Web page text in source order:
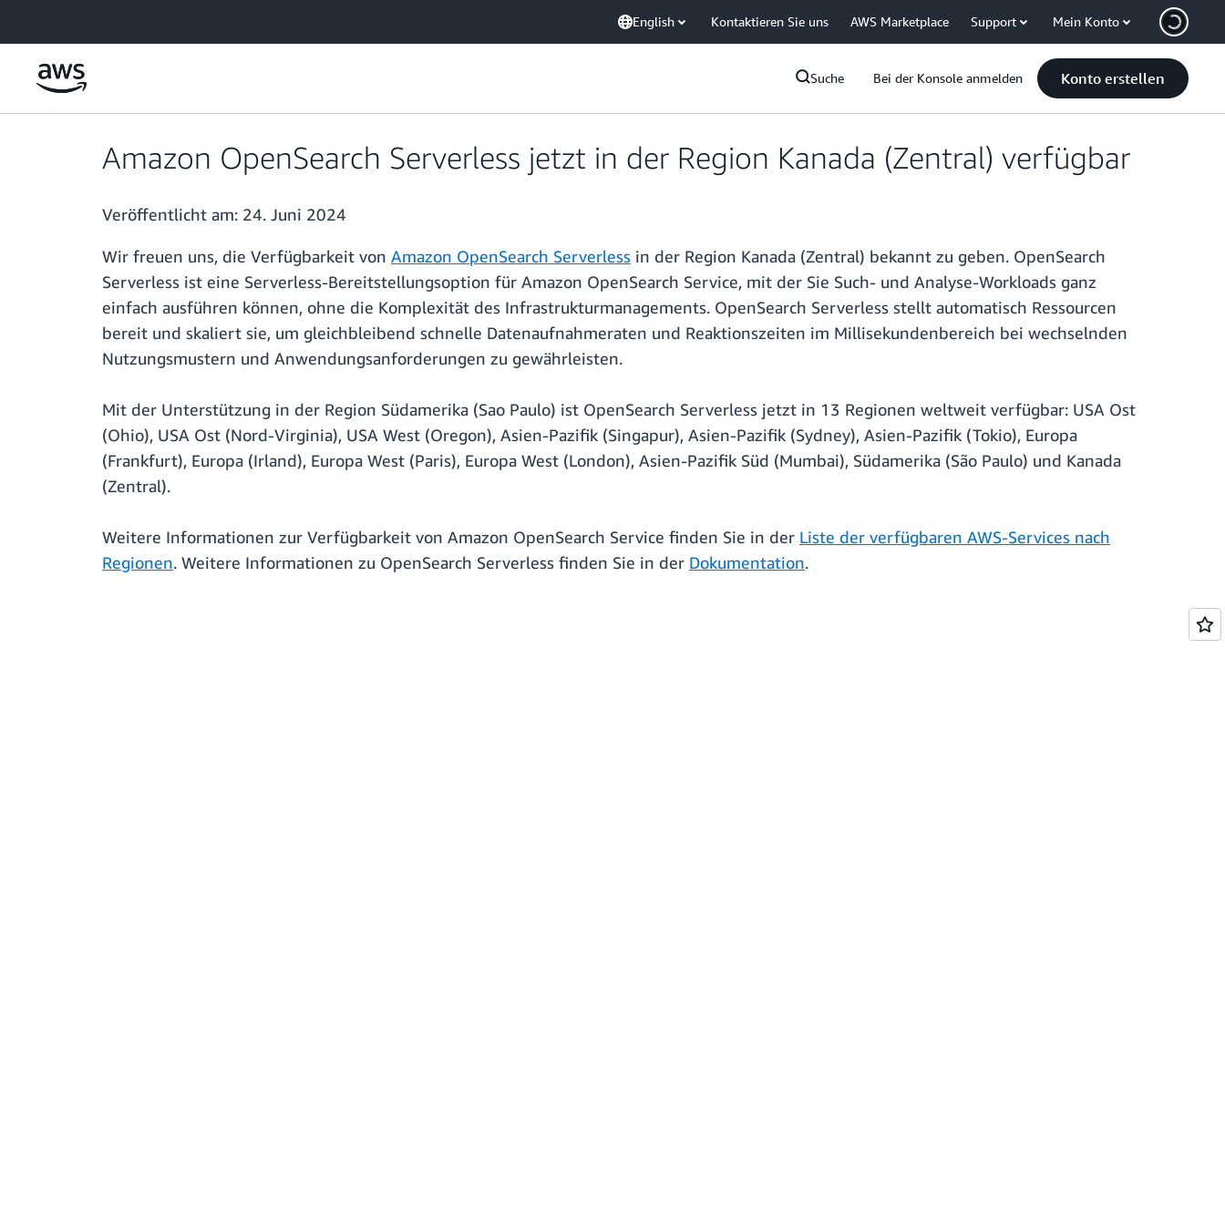
English Kontaktieren Sie uns AWS Marketplace Support Mein Konto
Suche Bei der Konsole anmelden Konto erstellen
Amazon OpenSearch Serverless jetzt in der Region Kanada (Zentral) verfügbar
Veröffentlicht am: 24. Juni 2024
Wir freuen uns, die Verfügbarkeit von Amazon OpenSearch Serverless in der Region Kanada (Zentral) bekannt zu geben. OpenSearch
Serverless ist eine Serverless-Bereitstellungsoption für Amazon OpenSearch Service, mit der Sie Such- und Analyse-Workloads ganz
einfach ausführen können, ohne die Komplexität des Infrastrukturmanagements. OpenSearch Serverless stellt automatisch Ressourcen
bereit und skaliert sie, um gleichbleibend schnelle Datenaufnahmeraten und Reaktionszeiten im Millisekundenbereich bei wechselnden
Nutzungsmustern und Anwendungsanforderungen zu gewährleisten.
Mit der Unterstützung in der Region Südamerika (Sao Paulo) ist OpenSearch Serverless jetzt in 13 Regionen weltweit verfügbar: USA Ost
(Ohio), USA Ost (Nord-Virginia), USA West (Oregon), Asien-Pazifik (Singapur), Asien-Pazifik (Sydney), Asien-Pazifik (Tokio), Europa
(Frankfurt), Europa (Irland), Europa West (Paris), Europa West (London), Asien-Pazifik Süd (Mumbai), Südamerika (São Paulo) und Kanada
(Zentral).
Weitere Informationen zur Verfügbarkeit von Amazon OpenSearch Service finden Sie in der Liste der verfügbaren AWS-Services nach
Regionen. Weitere Informationen zu OpenSearch Serverless finden Sie in der Dokumentation.